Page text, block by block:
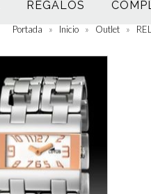
REGALOS
Portada » Inicio » Outlet »